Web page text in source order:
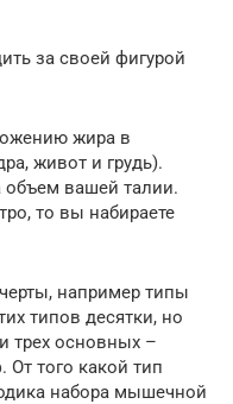
за своей фигурой
жира в
живот и грудь).
объем вашей талии.
то вы набираете
например типы
типов десятки, но
трех основных –
того какой тип
набора мышечной